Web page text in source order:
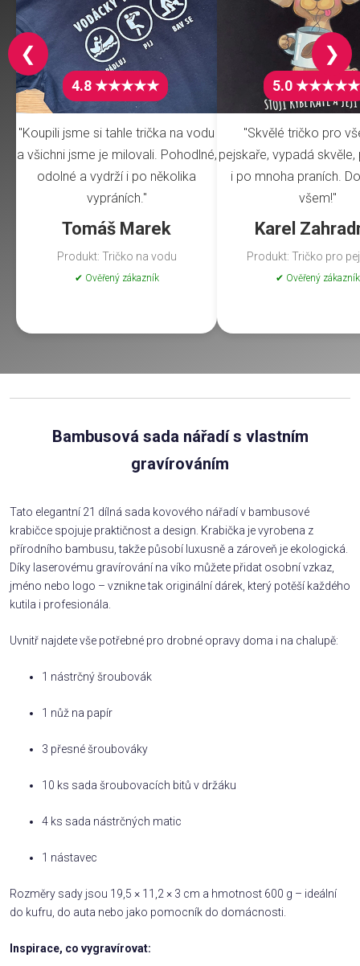
4.8 ★★★★★
"Koupili jsme si tahle trička na vodu
a všichni jsme je milovali. Pohodlné,
odolné a vydrží i po několika
vypráních."
Tomáš Marek
Produkt: Tričko na vodu
✔ Ověřený zákazník
5.0 ★★★★★
"Skvělé tričko pro
pejskaře, vypadá
i po mnoha praních.
všem!"
Karel
Produkt: Tričko pro
✔ Ověřený zákazník
❮ ❯
Bambusová sada nářadí s vlastním
gravírováním
Tato elegantní 21 dílná sada kovového nářadí v bambusové
krabičce spojuje praktičnost a design. Krabička je vyrobena z
přírodního bambusu, takže působí luxusně a zároveň je ekologická.
Díky laserovému gravírování na víko můžete přidat osobní vzkaz,
jméno nebo logo – vznikne tak originální dárek, který potěší každého
kutila i profesionála.
Uvnitř najdete vše potřebné pro drobné opravy doma i na chalupě:
1 nástrčný šroubovák
1 nůž na papír
3 přesné šroubováky
10 ks sada šroubovacích bitů v držáku
4 ks sada nástrčných matic
1 nástavec
Rozměry sady jsou 19,5 × 11,2 × 3 cm a hmotnost 600 g – ideální
do kufru, do auta nebo jako pomocník do domácnosti.
Inspirace, co vygravírovat: